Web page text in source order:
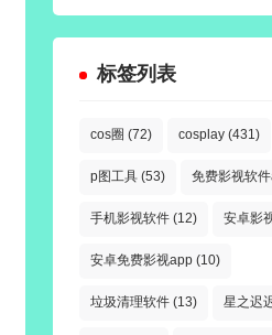
标签列表
cos圈 (72) cosplay (431)
p图工具 (53) 免费影视软
手机影视软件 (12) 安卓影
安卓免费影视app (10)
垃圾清理软件 (13) 星之迟